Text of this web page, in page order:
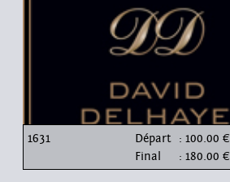
1631 Départ : 100.00 €
Final
: 180.00 €